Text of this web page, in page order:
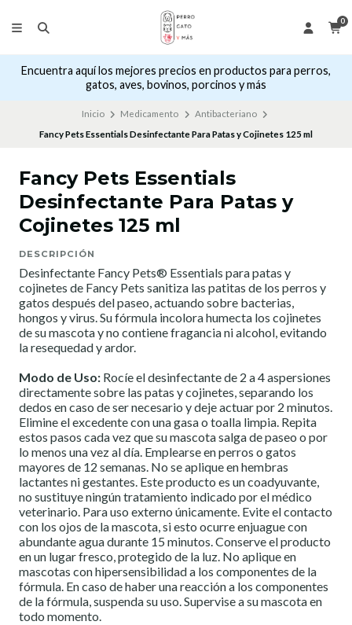
0
Encuentra aquí los mejores precios en productos para perros,
gatos, aves, bovinos, porcinos y más
Inicio Medicamento
Antibacteriano
Fancy Pets Essentials Desinfectante Para Patas y Cojinetes 125 ml
Fancy Pets Essentials
Desinfectante Para Patas y
Cojinetes 125 ml
DESCRIPCIÓN
Desinfectante Fancy Pets® Essentials para patas y
cojinetes de Fancy Pets sanitiza las patitas de los perros y
gatos después del paseo, actuando sobre bacterias,
hongos y virus. Su fórmula incolora humecta los cojinetes
de su mascota y no contiene fragancia ni alcohol, evitando
la resequedad y ardor.
Modo de Uso: Rocíe el desinfectante de 2 a 4 aspersiones
directamente sobre las patas y cojinetes, separando los
dedos en caso de ser necesario y deje actuar por 2 minutos.
Elimine el excedente con una gasa o toalla limpia. Repita
estos pasos cada vez que su mascota salga de paseo o por
lo menos una vez al día. Emplearse en perros o gatos
mayores de 12 semanas. No se aplique en hembras
lactantes ni gestantes. Este producto es un coadyuvante,
no sustituye ningún tratamiento indicado por el médico
veterinario. Para uso externo únicamente. Evite el contacto
con los ojos de la mascota, si esto ocurre enjuague con
abundante agua durante 15 minutos. Conserve el producto
en un lugar fresco, protegido de la luz. No aplique en
mascotas con hipersensibilidad a los componentes de la
fórmula. En caso de haber una reacción a los componentes
de la fórmula, suspenda su uso. Supervise a su mascota en
todo momento.